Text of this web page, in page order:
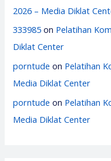
2026 – Media Diklat
333985 on Pelatihan
Diklat Center
porntude on Pelatihan
Media Diklat Center
porntude on Pelatihan
Media Diklat Center